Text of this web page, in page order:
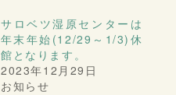
サロベツ湿原センターは
年末年始(12/29～1/3)休
館となります。
2023年12月29日
お知らせ